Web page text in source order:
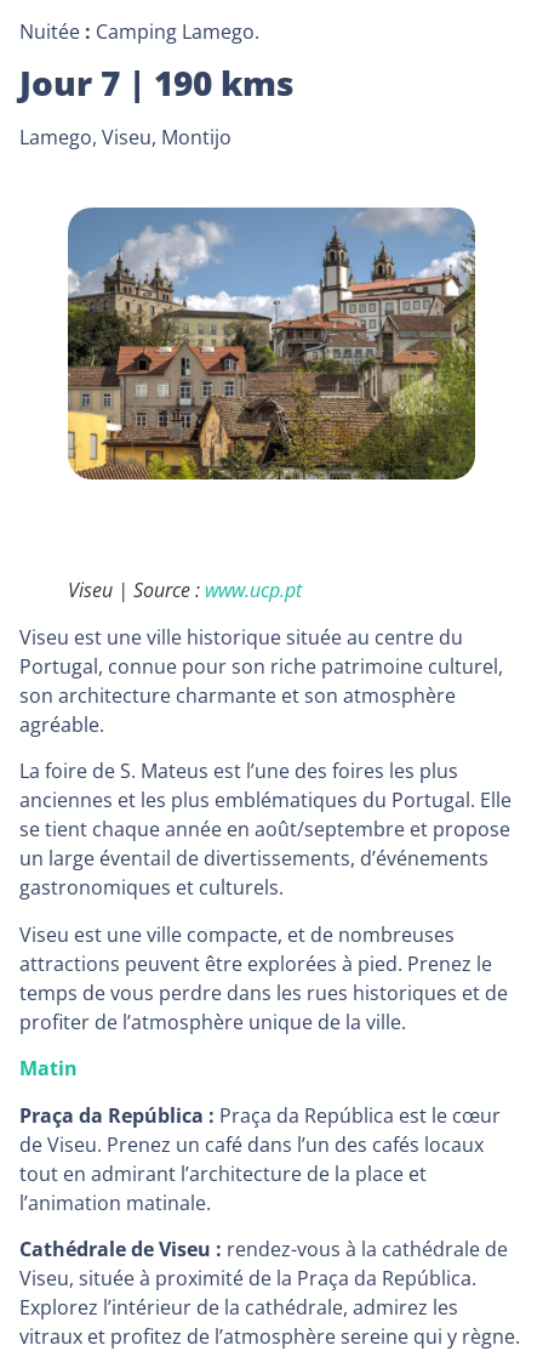
Nuitée : Camping Lamego.
Jour 7 | 190 kms
Lamego, Viseu, Montijo
Viseu | Source : www.ucp.pt
Viseu est une ville historique située au centre du
Portugal, connue pour son riche patrimoine culturel,
son architecture charmante et son atmosphère
agréable.
La foire de S. Mateus est l’une des foires les plus
anciennes et les plus emblématiques du Portugal. Elle
se tient chaque année en août/septembre et propose
un large éventail de divertissements, d’événements
gastronomiques et culturels.
Viseu est une ville compacte, et de nombreuses
attractions peuvent être explorées à pied. Prenez le
temps de vous perdre dans les rues historiques et de
profiter de l’atmosphère unique de la ville.
Matin
Praça da República : Praça da República est le cœur
de Viseu. Prenez un café dans l’un des cafés locaux
tout en admirant l’architecture de la place et
l’animation matinale.
Cathédrale de Viseu : rendez-vous à la cathédrale de
Viseu, située à proximité de la Praça da República.
Explorez l’intérieur de la cathédrale, admirez les
vitraux et profitez de l’atmosphère sereine qui y règne.